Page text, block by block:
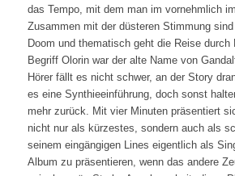
das Tempo, mit dem man im vornehmlich
Zusammen mit der düsteren Stimmung
Doom und thematisch geht die Reise durch
Begriff Olorin war der alte Name von
Hörer fällt es nicht schwer, an der Story
es eine Synthieeinführung, doch sonst
mehr zurück. Mit vier Minuten präsentiert
nicht nur als kürzestes, sondern auch als
seinem eingängigen Lines eigentlich als
Album zu präsentieren, wenn das andere